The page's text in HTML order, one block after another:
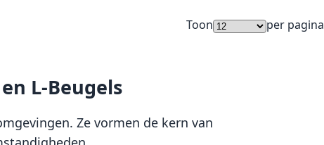
Toon per pagina
L-Beugels
Ze vormen de kern van